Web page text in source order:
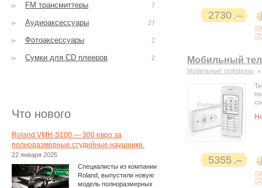
2730
(2
Мобильный
Мобильные телефоны
5355
(2
FM трансмиттеры 7
Аудиоаксессуары 27
Фотоаксессуары 2
Сумки для CD плееров 2
Что нового
Roland VMH-S100 — 300 евро за
полноразмерные студийные наушники.
22 января 2025
Специалисты из компании
Roland, выпустили новую
модель полноразмерных